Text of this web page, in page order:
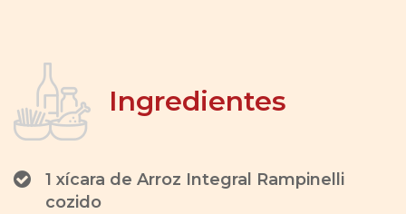
Ingredientes
1 xícara de Arroz Integral Rampinelli
cozido